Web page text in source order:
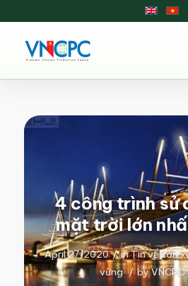
4 công trình sử
mặt trời lớn
April 27, 2020 / inTin về sản
vững / by